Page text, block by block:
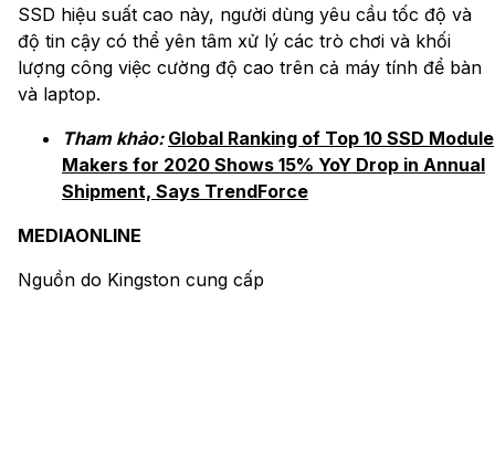
SSD hiệu suất cao này, người dùng yêu cầu tốc độ và
độ tin cậy có thể yên tâm xử lý các trò chơi và khối
lượng công việc cường độ cao trên cả máy tính để bàn
và laptop.
Tham khảo: Global Ranking of Top 10 SSD Module
Makers for 2020 Shows 15% YoY Drop in Annual
Shipment, Says TrendForce
MEDIAONLINE
Nguồn do Kingston cung cấp